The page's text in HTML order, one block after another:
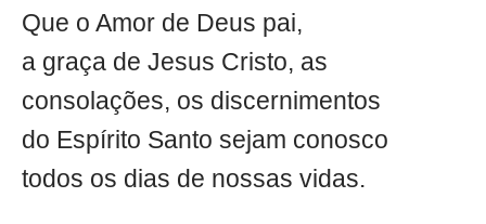
Que o Amor de Deus pai,
a graça de Jesus Cristo, as
consolações, os discernimentos
do Espírito Santo sejam conosco
todos os dias de nossas vidas.